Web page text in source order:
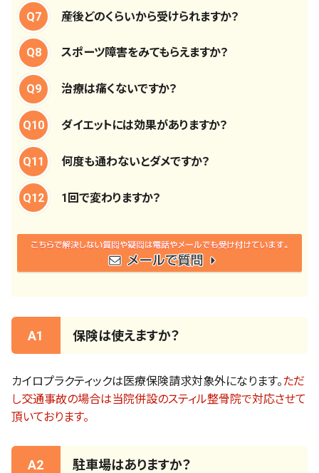
Q7 産後どのくらいから受けられますか？
Q8 スポーツ障害をみてもらえますか？
Q9 治療は痛くないですか？
Q10 ダイエットには効果がありますか？
Q11 何度も通わないとダメですか？
Q12 1回で変わりますか？
A1 保険は使えますか？
カイロプラクティックは医療保険請求対象外になります。 ただ
し交通事故の場合は当院併設のスティル整骨院で対応させて
頂いております。
A2 駐車場はありますか？